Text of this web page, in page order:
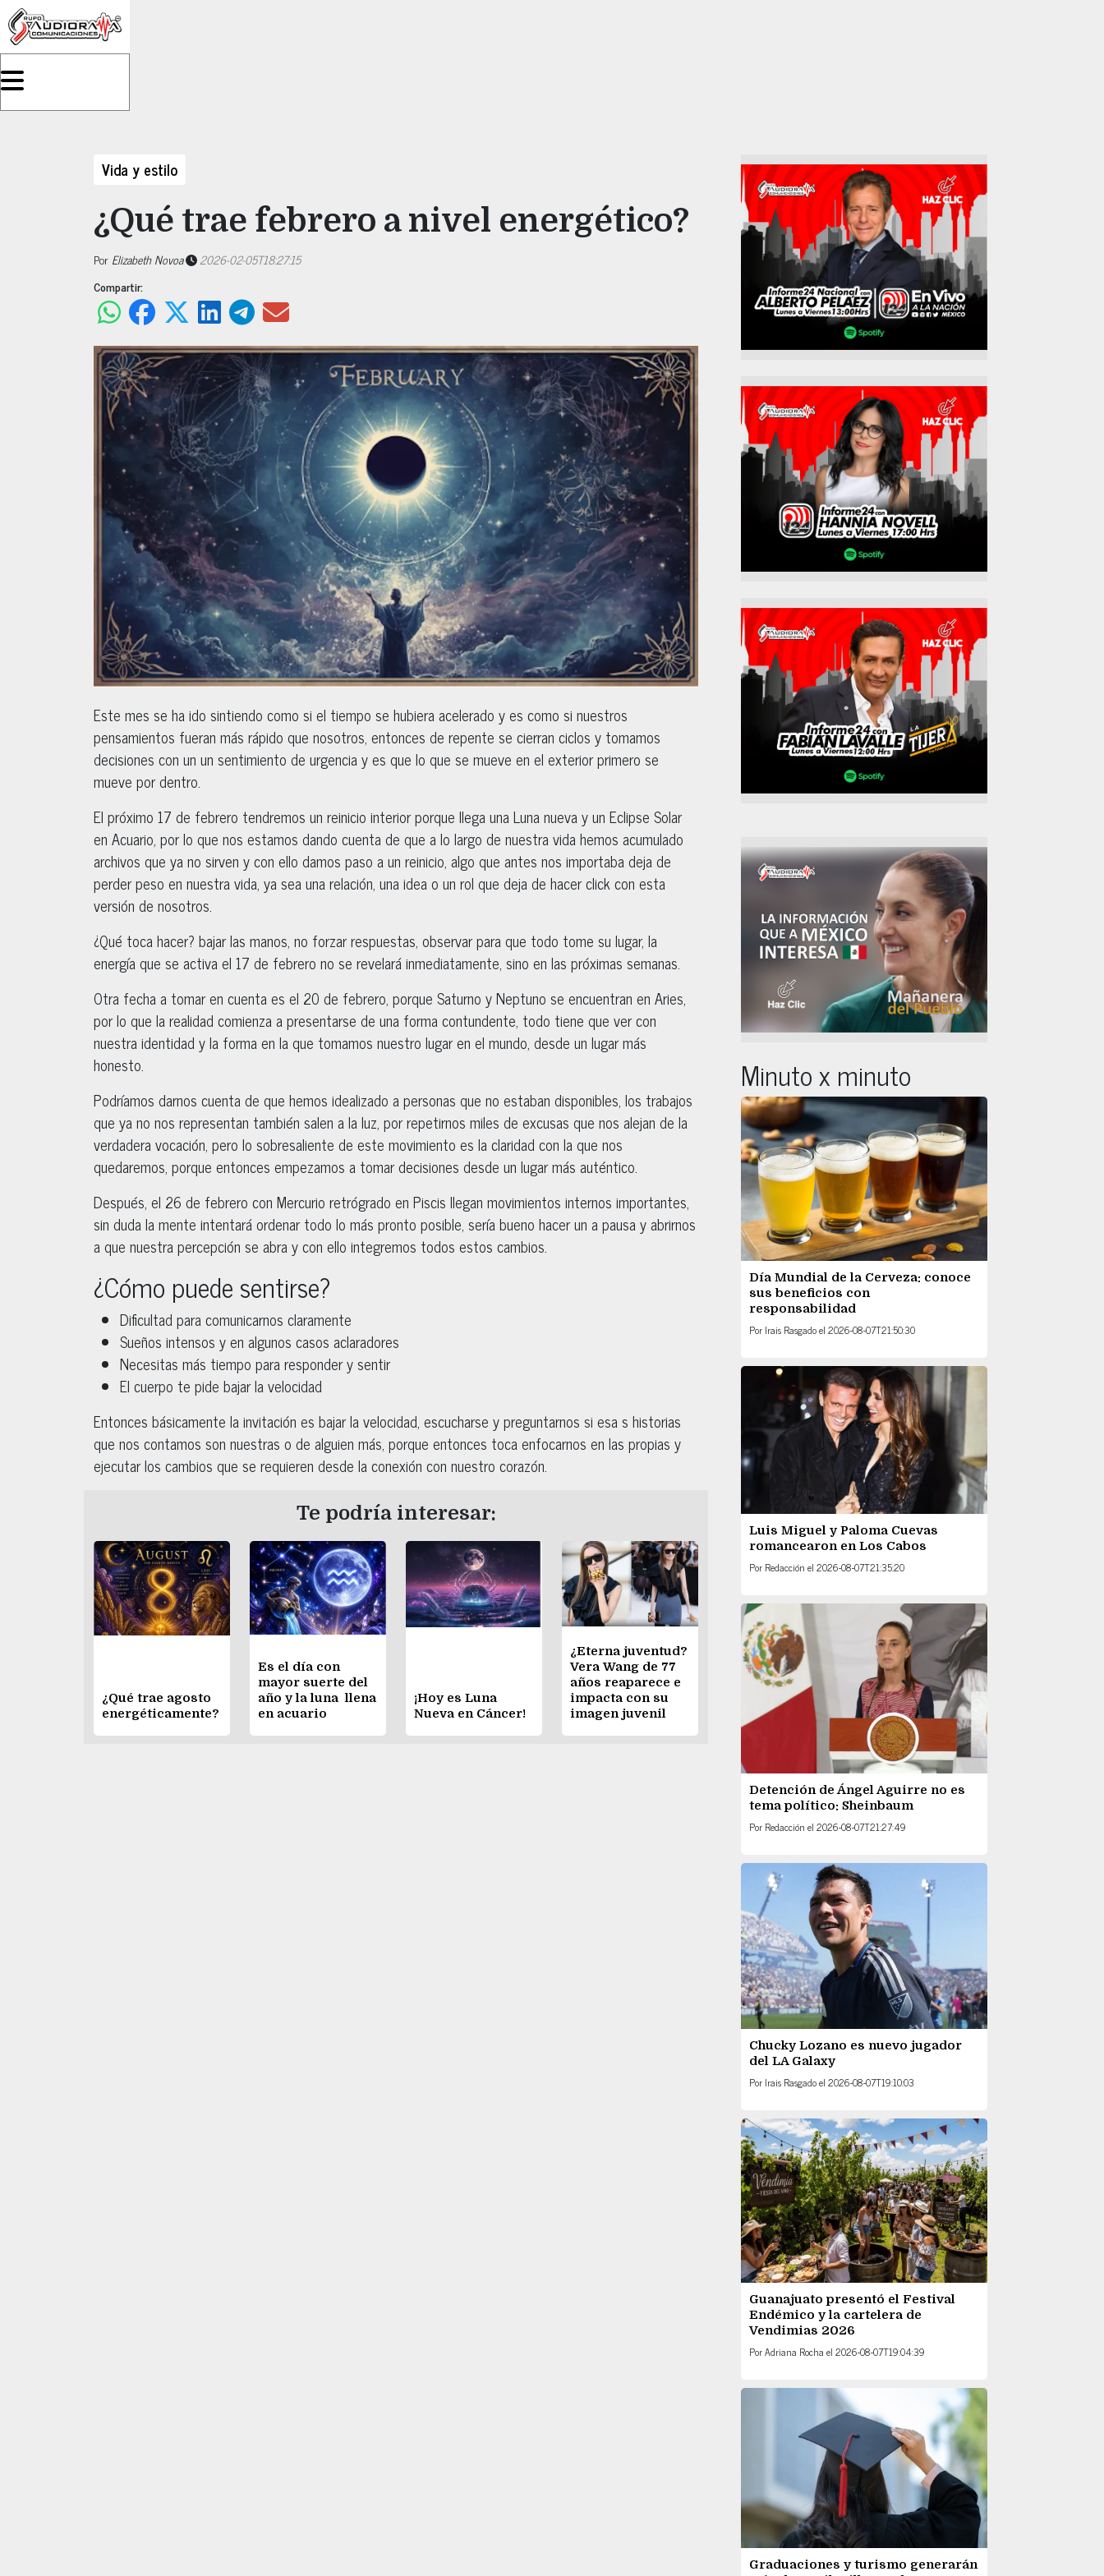
Vida y estilo
¿Qué trae febrero a nivel energético?
Por Elizabeth Novoa
2026-02-05T18:27:15
Compartir:
Este mes se ha ido sintiendo como si el tiempo se hubiera acelerado y es como si nuestros
pensamientos fueran más rápido que nosotros, entonces de repente se cierran ciclos y tomamos
decisiones con un un sentimiento de urgencia y es que lo que se mueve en el exterior primero se
mueve por dentro.
El próximo 17 de febrero tendremos un reinicio interior porque llega una Luna nueva y un Eclipse Solar
en Acuario, por lo que nos estamos dando cuenta de que a lo largo de nuestra vida hemos acumulado
archivos que ya no sirven y con ello damos paso a un reinicio, algo que antes nos importaba deja de
perder peso en nuestra vida, ya sea una relación, una idea o un rol que deja de hacer click con esta
versión de nosotros.
¿Qué toca hacer? bajar las manos, no forzar respuestas, observar para que todo tome su lugar, la
energía que se activa el 17 de febrero no se revelará inmediatamente, sino en las próximas semanas.
Otra fecha a tomar en cuenta es el 20 de febrero, porque Saturno y Neptuno se encuentran en Aries,
por lo que la realidad comienza a presentarse de una forma contundente, todo tiene que ver con
nuestra identidad y la forma en la que tomamos nuestro lugar en el mundo, desde un lugar más
honesto.
Podríamos darnos cuenta de que hemos idealizado a personas que no estaban disponibles, los trabajos
que ya no nos representan también salen a la luz, por repetirnos miles de excusas que nos alejan de la
verdadera vocación, pero lo sobresaliente de este movimiento es la claridad con la que nos
quedaremos, porque entonces empezamos a tomar decisiones desde un lugar más auténtico.
Después, el 26 de febrero con Mercurio retrógrado en Piscis llegan movimientos internos importantes,
sin duda la mente intentará ordenar todo lo más pronto posible, sería bueno hacer un a pausa y abrirnos
a que nuestra percepción se abra y con ello integremos todos estos cambios.
¿Cómo puede sentirse?
Dificultad para comunicarnos claramente
Sueños intensos y en algunos casos aclaradores
Necesitas más tiempo para responder y sentir
El cuerpo te pide bajar la velocidad
Entonces básicamente la invitación es bajar la velocidad, escucharse y preguntarnos si esa s historias
que nos contamos son nuestras o de alguien más, porque entonces toca enfocarnos en las propias y
ejecutar los cambios que se requieren desde la conexión con nuestro corazón.
Te podría interesar:
¿Qué trae agosto
energéticamente?
Es el día con
mayor suerte del
año y la luna llena
en acuario
¡Hoy es Luna
Nueva en Cáncer!
¿Eterna juventud?
Vera Wang de 77
años reaparece e
impacta con su
imagen juvenil
Minuto x minuto
Día Mundial de la Cerveza: conoce
sus beneficios con
responsabilidad
Por Irais Rasgadoel 2026-08-07T21:50:30
Luis Miguel y Paloma Cuevas
romancearon en Los Cabos
Por Redacción el 2026-08-07T21:35:20
Detención de Ángel Aguirre no es
tema político: Sheinbaum
Por Redacción el 2026-08-07T21:27:49
Chucky Lozano es nuevo jugador
del LA Galaxy
Por Irais Rasgadoel 2026-08-07T19:10:03
Guanajuato presentó el Festival
Endémico y la cartelera de
Vendimias 2026
PorAdriana Rocha el 2026-08-07T19:04:39
Graduaciones y turismo generarán